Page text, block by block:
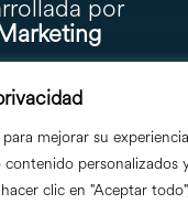
mejorar su
personalizados
clic en "Aceptar
por